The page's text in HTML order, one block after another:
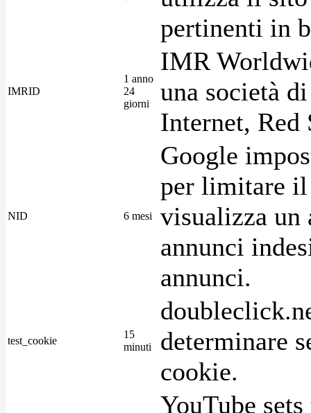
pertinenti in
IMRID
1 anno
24
giorni
IMR
una società
Internet, Red
NID 6 mesi
Google
per limitare
visualizza un
annunci
annunci.
test_cookie
15
minuti
determinare
cookie.
YouTube